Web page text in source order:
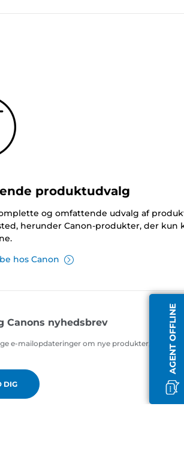
AGENT OFFLINE
produktudvalg
og omfattende udvalg af
herunder Canon-produkter, der kun
hos Canon
Canons nyhedsbrev
e-mailopdateringer om nye produkter, nyttige
DIG